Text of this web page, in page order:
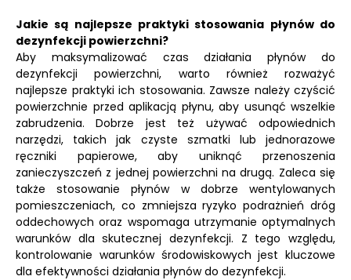
Jakie są najlepsze praktyki stosowania płynów do
dezynfekcji powierzchni?
Aby maksymalizować czas działania płynów do
dezynfekcji powierzchni, warto również rozważyć
najlepsze praktyki ich stosowania. Zawsze należy czyścić
powierzchnie przed aplikacją płynu, aby usunąć wszelkie
zabrudzenia. Dobrze jest też używać odpowiednich
narzędzi, takich jak czyste szmatki lub jednorazowe
ręczniki papierowe, aby uniknąć przenoszenia
zanieczyszczeń z jednej powierzchni na drugą. Zaleca się
także stosowanie płynów w dobrze wentylowanych
pomieszczeniach, co zmniejsza ryzyko podrażnień dróg
oddechowych oraz wspomaga utrzymanie optymalnych
warunków dla skutecznej dezynfekcji. Z tego względu,
kontrolowanie warunków środowiskowych jest kluczowe
dla efektywności działania płynów do dezynfekcji.